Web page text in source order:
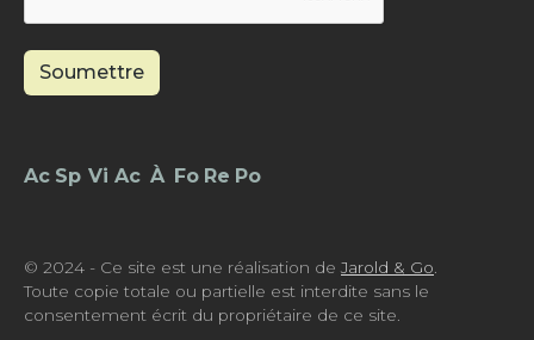
Soumettre
Footer - Menu
© 2024 - Ce site est une réalisation de Jarold & Go
Toute copie totale ou partielle est interdite sans le
consentement écrit du propriétaire de ce site.